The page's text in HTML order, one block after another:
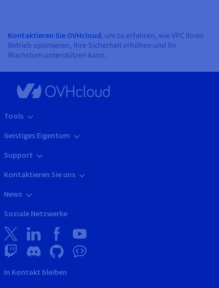
Kontaktieren Sie OVHcloud, um zu erfahren, wie VPC Ihren
Betrieb optimieren, Ihre Sicherheit erhöhen und Ihr
Wachstum unterstützen kann.
Tools
Geistiges Eigentum
Support
Kontaktieren Sie uns
News
Soziale Netzwerke
In Kontakt bleiben